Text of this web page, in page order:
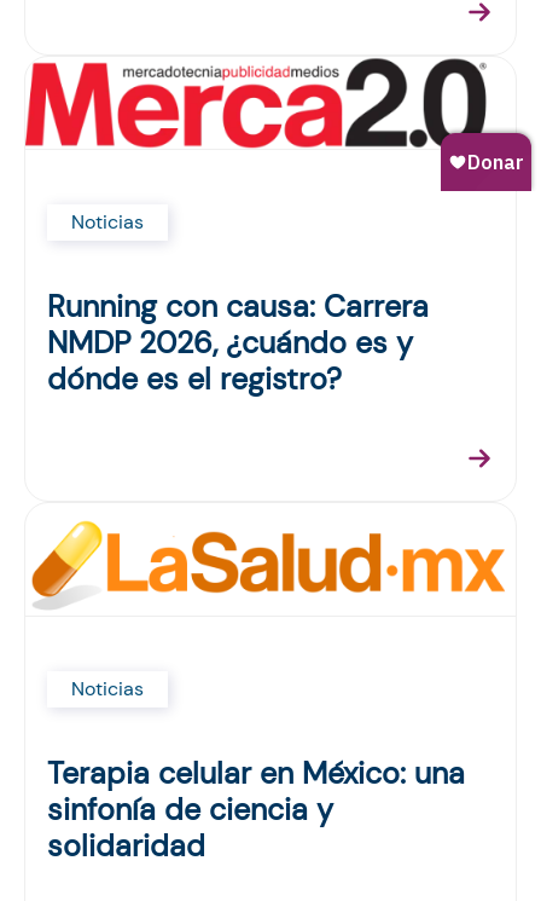
Noticias
Running con causa: Carrera
NMDP 2026, ¿cuándo es y
dónde es el registro?
Noticias
Terapia celular en México: una
sinfonía de ciencia y
solidaridad